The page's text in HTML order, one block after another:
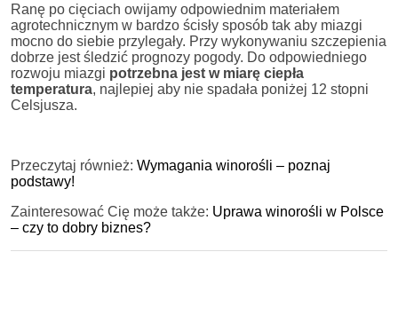
Ranę po cięciach owijamy odpowiednim materiałem
agrotechnicznym w bardzo ścisły sposób tak aby miazgi
mocno do siebie przylegały. Przy wykonywaniu szczepienia
dobrze jest śledzić prognozy pogody. Do odpowiedniego
rozwoju miazgi potrzebna jest w miarę ciepła
temperatura, najlepiej aby nie spadała poniżej 12 stopni
Celsjusza.
Przeczytaj również: Wymagania winorośli – poznaj
podstawy!
Zainteresować Cię może także: Uprawa winorośli w Polsce
– czy to dobry biznes?